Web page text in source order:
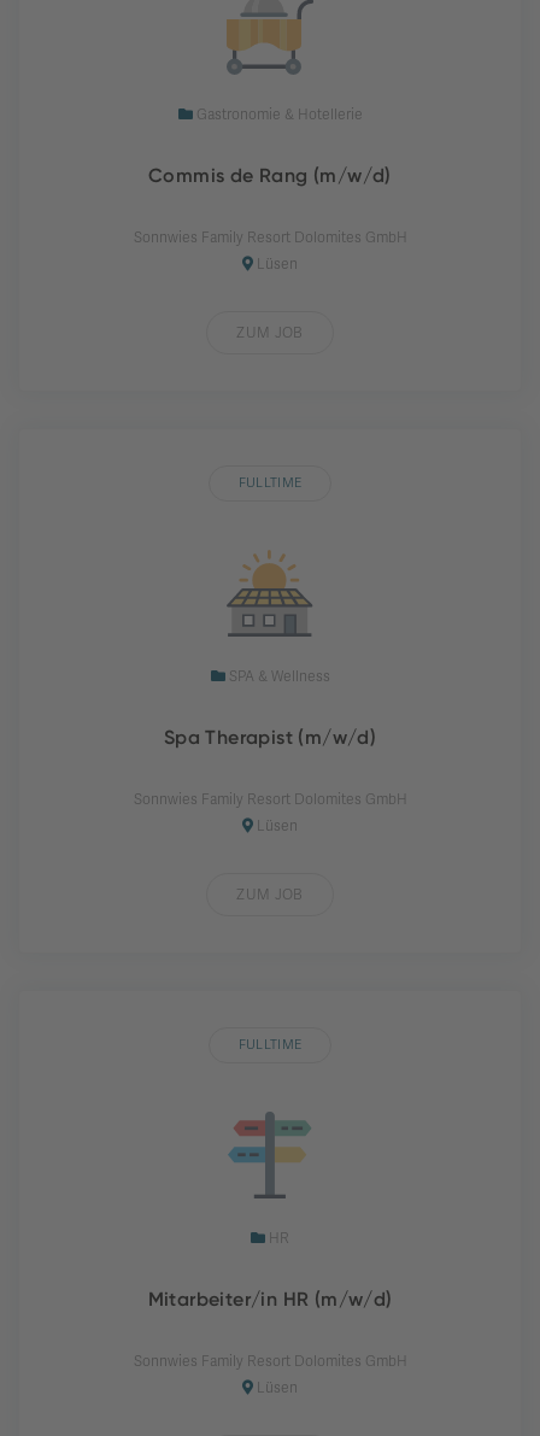
Gastronomie & Hotellerie
Commis de Rang (m/w/d)
Sonnwies Family Resort Dolomites GmbH
Lüsen
ZUM JOB
FULLTIME
SPA & Wellness
Spa Therapist (m/w/d)
Sonnwies Family Resort Dolomites GmbH
Lüsen
ZUM JOB
FULLTIME
HR
Mitarbeiter/in HR (m/w/d)
Sonnwies Family Resort Dolomites GmbH
Lüsen